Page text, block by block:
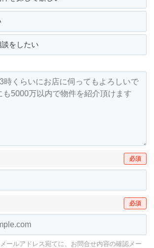
をしたい
必須
必須
ールアドレス宛てに、お問合せ内容の確認メー